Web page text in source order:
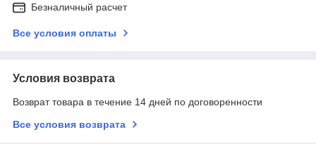
Безналичный расчет
Все условия оплаты
Условия возврата
Возврат товара в течение 14 дней по договоренности
Все условия возврата